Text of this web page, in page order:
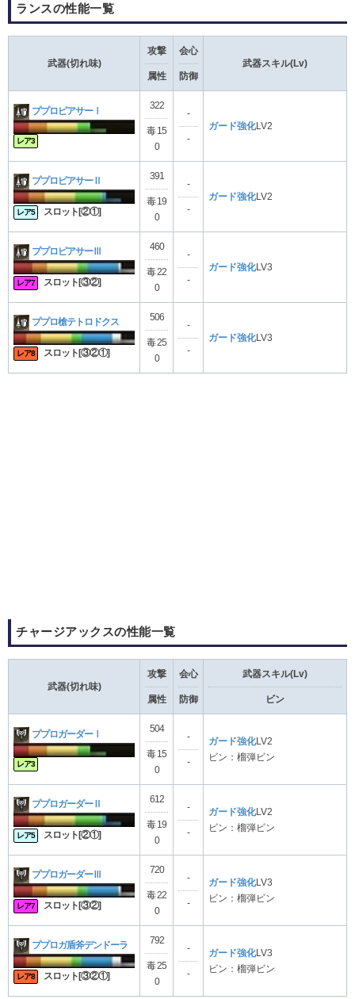
ランスの性能一覧
武器(切れ味)
攻撃
属性
会心
防御
武器スキル(Lv)
ププロピアサーⅠ
レア3
322
毒 15
0
-
-
ガード強化LV2
ププロピアサーⅡ
レア5 スロット[②①]
391
毒 19
0
-
-
ガード強化LV2
ププロピアサーⅢ
レア7 スロット[③②]
460
毒 22
0
-
-
ガード強化LV3
ププロ槍テトロドクス
レア8 スロット[③②①]
506
毒 25
0
-
-
ガード強化LV3
チャージアックスの性能一覧
武器(切れ味)
攻撃
属性
会心
防御
武器スキル(Lv)
ビン
ププロガーダーⅠ
レア3
504
毒 15
0
-
-
ガード強化LV2
ビン：榴弾ビン
ププロガーダーⅡ
レア5 スロット[②①]
612
毒 19
0
-
-
ガード強化LV2
ビン：榴弾ビン
ププロガーダーⅢ
レア7 スロット[③②]
720
毒 22
0
-
-
ガード強化LV3
ビン：榴弾ビン
ププロガ盾斧デンドーラ
レア8 スロット[③②①]
792
毒 25
0
-
-
ガード強化LV3
ビン：榴弾ビン